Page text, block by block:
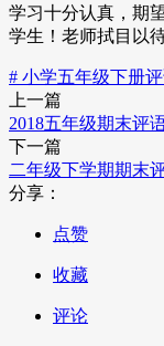
学习十分认真，期
学生！老师拭目以待
# 小学五年级下册
上一篇
2018五年级期末评
下一篇
二年级下学期期末
分享：
点赞
收藏
评论